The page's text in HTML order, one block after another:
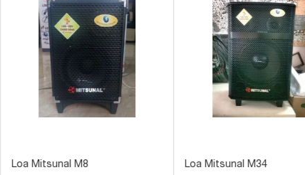
Loa Mitsunal M8 Loa Mitsunal M34